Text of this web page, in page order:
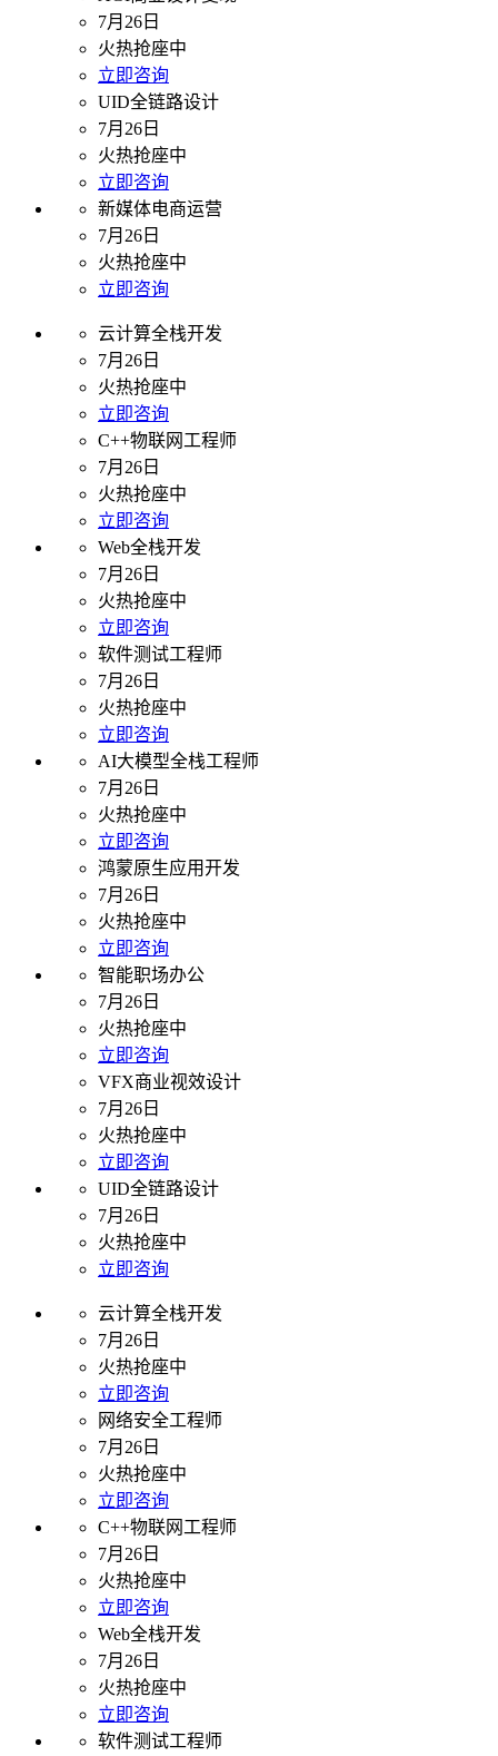
7月26日
火热抢座中
立即咨询
UID全链路设计
7月26日
火热抢座中
立即咨询
新媒体电商运营
7月26日
火热抢座中
立即咨询
云计算全栈开发
7月26日
火热抢座中
立即咨询
C++物联网工程师
7月26日
火热抢座中
立即咨询
Web全栈开发
7月26日
火热抢座中
立即咨询
软件测试工程师
7月26日
火热抢座中
立即咨询
AI大模型全栈工程师
7月26日
火热抢座中
立即咨询
鸿蒙原生应用开发
7月26日
火热抢座中
立即咨询
智能职场办公
7月26日
火热抢座中
立即咨询
VFX商业视效设计
7月26日
火热抢座中
立即咨询
UID全链路设计
7月26日
火热抢座中
立即咨询
云计算全栈开发
7月26日
火热抢座中
立即咨询
网络安全工程师
7月26日
火热抢座中
立即咨询
C++物联网工程师
7月26日
火热抢座中
立即咨询
Web全栈开发
7月26日
火热抢座中
立即咨询
软件测试工程师